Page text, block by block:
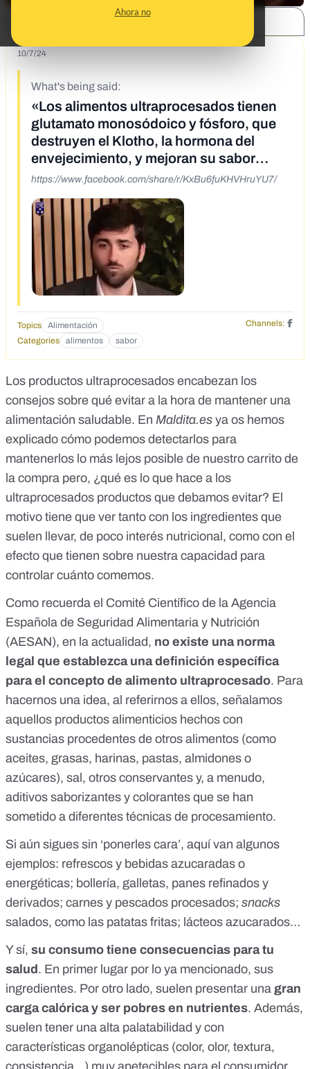
Ahora no
10/7/24
What's being said:
«Los alimentos ultraprocesados tienen
glutamato monosódoico y fósforo, que
destruyen el Klotho, la hormona del
envejecimiento, y mejoran su sabor
'umami'»
https://www.facebook.com/share/r/KxBu6fuKHVHruYU7/
Topics Alimentación
Channels:
Categories
alimentos sabor
Los productos ultraprocesados encabezan los
consejos sobre qué evitar a la hora de mantener una
alimentación saludable. En Maldita.es ya os hemos
explicado cómo podemos detectarlos para
mantenerlos lo más lejos posible de nuestro carrito de
la compra pero, ¿qué es lo que hace a los
ultraprocesados productos que debamos evitar? El
motivo tiene que ver tanto con los ingredientes que
suelen llevar, de poco interés nutricional, como con el
efecto que tienen sobre nuestra capacidad para
controlar cuánto comemos.
Como recuerda el Comité Científico de la Agencia
Española de Seguridad Alimentaria y Nutrición
(AESAN), en la actualidad, no existe una norma
legal que establezca una definición específica
para el concepto de alimento ultraprocesado. Para
hacernos una idea, al referirnos a ellos, señalamos
aquellos productos alimenticios hechos con
sustancias procedentes de otros alimentos (como
aceites, grasas, harinas, pastas, almidones o
azúcares), sal, otros conservantes y, a menudo,
aditivos saborizantes y colorantes que se han
sometido a diferentes técnicas de procesamiento.
Si aún sigues sin ‘ponerles cara’, aquí van algunos
ejemplos: refrescos y bebidas azucaradas o
energéticas; bollería, galletas, panes refinados y
derivados; carnes y pescados procesados; snacks
salados, como las patatas fritas; lácteos azucarados…
Y sí, su consumo tiene consecuencias para tu
salud . En primer lugar por lo ya mencionado, sus
ingredientes. Por otro lado, suelen presentar una gran
carga calórica y ser pobres en nutrientes. Además,
suelen tener una alta palatabilidad y con
características organolépticas (color, olor, textura,